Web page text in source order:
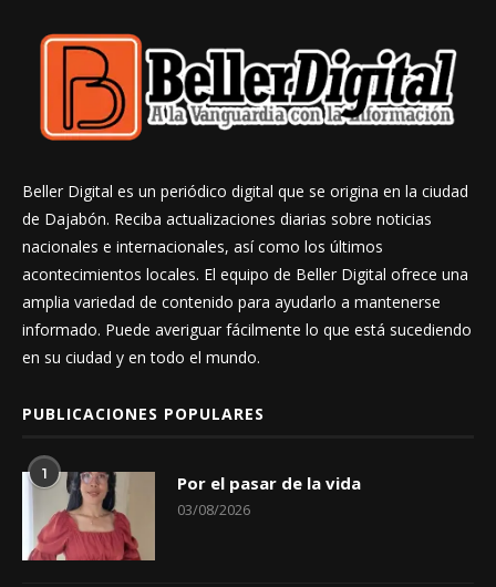
Beller Digital es un periódico digital que se origina en la ciudad
de Dajabón. Reciba actualizaciones diarias sobre noticias
nacionales e internacionales, así como los últimos
acontecimientos locales. El equipo de Beller Digital ofrece una
amplia variedad de contenido para ayudarlo a mantenerse
informado. Puede averiguar fácilmente lo que está sucediendo
en su ciudad y en todo el mundo.
PUBLICACIONES POPULARES
1 Por el pasar de la vida
03/08/2026